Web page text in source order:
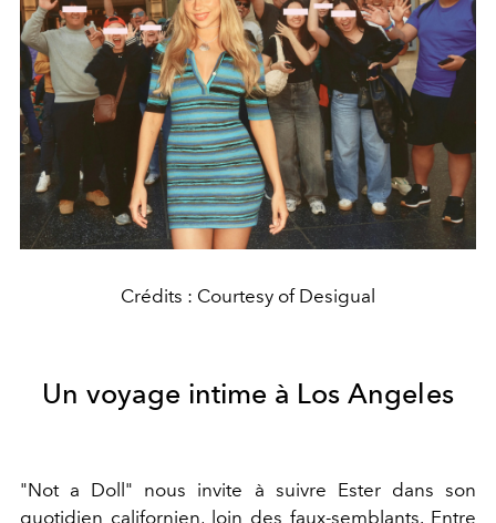
Crédits : Courtesy of Desigual
Un voyage intime à Los Angeles
"Not a Doll" nous invite à suivre Ester dans son
quotidien californien, loin des faux-semblants. Entre